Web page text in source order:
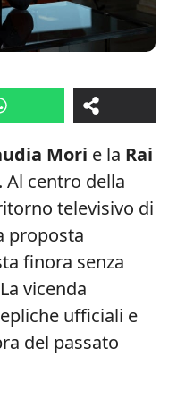
Mori e la Rai
Al centro della
televisivo di
proposta
finora senza
vicenda
ufficiali e
del passato